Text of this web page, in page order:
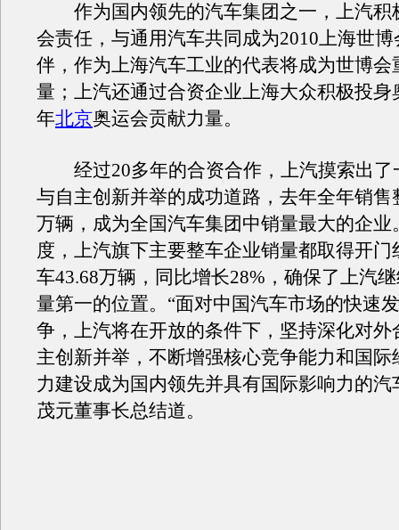
作为国内领先的汽车集团之一，上汽积
会责任，与通用汽车共同成为2010上海世
伴，作为上海汽车工业的代表将成为世博会
量；上汽还通过合资企业上海大众积极投身
年北京奥运会贡献力量。
经过20多年的合资合作，上汽摸索出了
与自主创新并举的成功道路，去年全年销售
万辆，成为全国汽车集团中销量最大的企业
度，上汽旗下主要整车企业销量都取得开门
车43.68万辆，同比增长28%，确保了上汽
量第一的位置。“面对中国汽车市场的快速
争，上汽将在开放的条件下，坚持深化对外
主创新并举，不断增强核心竞争能力和国际
力建设成为国内领先并具有国际影响力的汽
茂元董事长总结道。